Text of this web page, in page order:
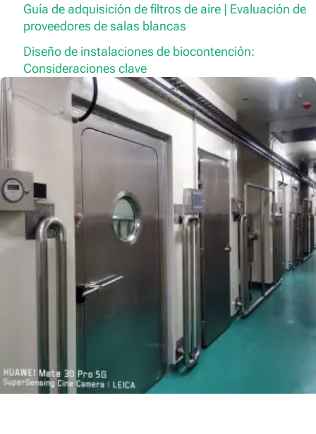
Guía de adquisición de filtros de aire | Evaluación de
proveedores de salas blancas
Diseño de instalaciones de biocontención:
Consideraciones clave